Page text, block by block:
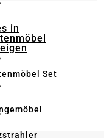
in
Set